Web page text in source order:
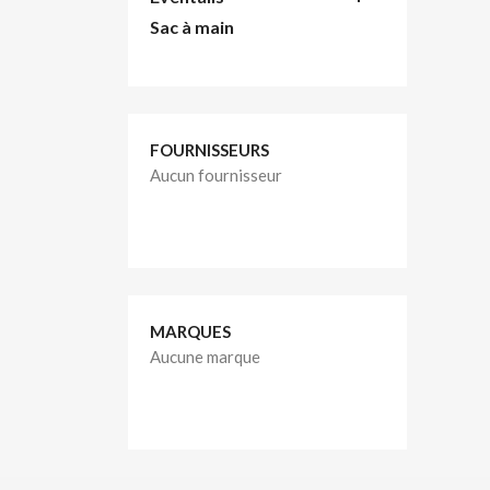
Sac à main
FOURNISSEURS
Aucun fournisseur
MARQUES
Aucune marque